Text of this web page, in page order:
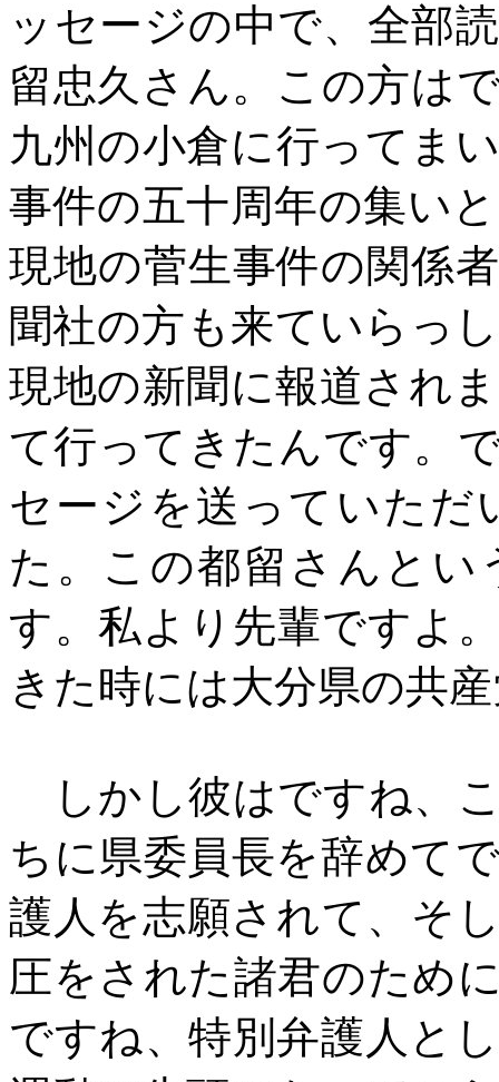
ッセージの中で、全部
留忠久さん。この方は
九州の小倉に行ってま
事件の五十周年の集い
現地の菅生事件の関係
聞社の方も来ていらっ
現地の新聞に報道され
て行ってきたんです。
セージを送っていただ
た。この都留さんとい
す。私より先輩ですよ
きた時には大分県の共
しかし彼はですね、
ちに県委員長を辞めて
護人を志願されて、そ
圧をされた諸君のため
ですね、特別弁護人と